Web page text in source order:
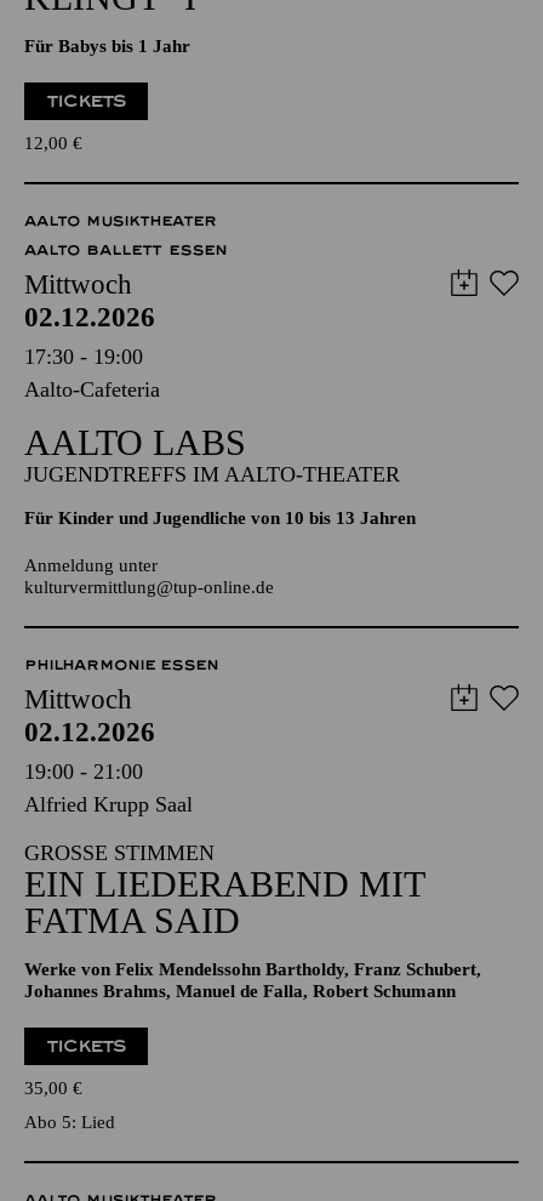
"HÖR MAL, WIE DAS
Für Babys bis 1 Jahr
12,00€
AALTO MUSIKTHEATER
AALTO BALLETT ESSEN
Mittwoch
02.12.2026
17:30 - 19:00
Aalto-Cafeteria
AALTO LABS
Für Kinder und Jugendliche von 10 bis 13 Jahren
kulturvermittlung@tup-online.de
PHILHARMONIE ESSEN
Mittwoch
02.12.2026
19:00 - 21:00
Alfried Krupp Saal
GROSSE STIMMEN
EIN LIEDERABEND MIT
FATMA SAID
Werke von Felix Mendelssohn Bartholdy, Franz Schubert,
Johannes Brahms, Manuel de Falla, Robert Schumann
TICKETS
35,00€
Abo 5: Lied